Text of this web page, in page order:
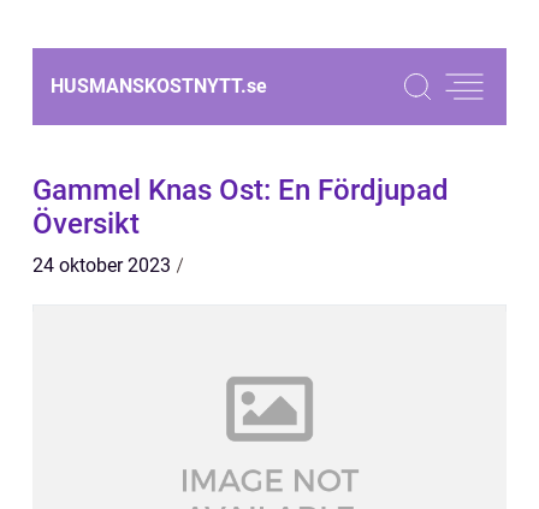
HUSMANSKOSTNYTT.se
Gammel Knas Ost: En Fördjupad
Översikt
24 oktober 2023